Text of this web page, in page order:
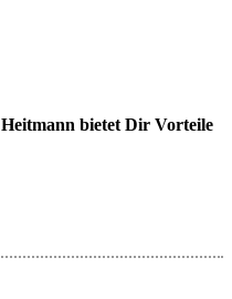
Heitmann bietet Dir Vorteile